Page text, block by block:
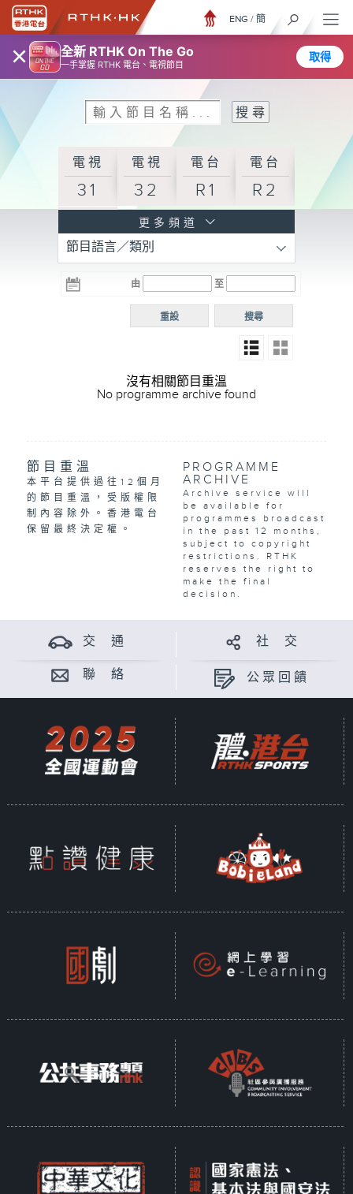
× 全新 RTHK On The Go
一手掌握 RTHK 電台、電視節目
取得
ENG / 簡
電視
31
電視
32
電台
R1
電台
R2
R3
電台 電台
R5
電台
普通
更多頻道
節目語言／類別
由 至
搜尋
重設
沒有相關節目重溫
No programme archive found
節目重溫
本平台提供過往12個月
的節目重溫，受版權限
制內容除外。香港電台
保留最終決定權。
PROGRAMME
ARCHIVE
Archive service will
be available for
programmes broadcast
in the past 12 months,
subject to copyright
restrictions. RTHK
reserves the right to
make the final
decision.
交 通 社 交
聯 絡 公眾回饋